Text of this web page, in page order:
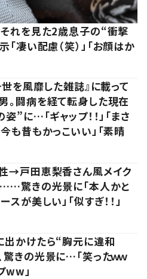
それを見た2歳息子の“衝撃
凄い配慮（笑）」「お顔はか
を風靡した雑誌』に載って
。闘病を経て転身した現在
”に…「ギャップ！！」「まさ
今も昔もかっこいい」「素晴
→戸田恵梨香さん風メイク
驚きの光景に「本人かと
スが美しい」「似すぎ！！」
出かけたら“胸元に違和
きの光景に…「笑ったｗｗ
ww」